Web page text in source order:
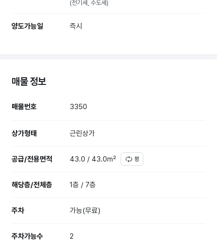
(전기세, 수도세)
양도가능일 즉시
매물 정보
매물번호 3350
상가형태 근린상가
공급/전용면적 43.0 / 43.0㎡ 평
해당층/전체층 1층 / 7층
주차 가능(무료)
주차가능수 2